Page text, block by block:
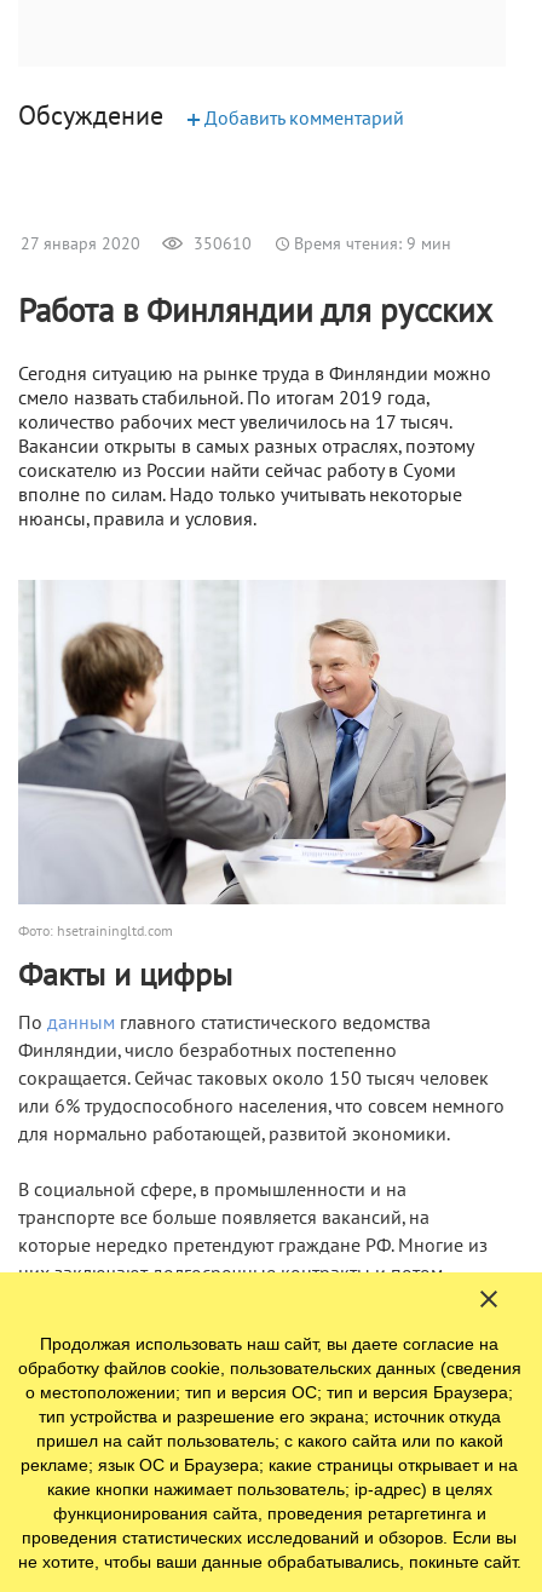
Обсуждение +Добавить комментарий
27 января 2020 350610 Время чтения: 9 мин
Работа в Финляндии для русских
Сегодня ситуацию на рынке труда в Финляндии можно
смело назвать стабильной. По итогам 2019 года,
количество рабочих мест увеличилось на 17 тысяч.
Вакансии открыты в самых разных отраслях, поэтому
соискателю из России найти сейчас работу в Суоми
вполне по силам. Надо только учитывать некоторые
нюансы, правила и условия.
Фото: hsetrainingltd.com
Факты и цифры
По данным главного статистического ведомства
Финляндии, число безработных постепенно
сокращается. Сейчас таковых около 150 тысяч человек
или 6% трудоспособного населения, что совсем немного
для нормально работающей, развитой экономики.
В социальной сфере, в промышленности и на
транспорте все больше появляется вакансий, на
которые нередко претендуют граждане РФ. Многие из
них заключают долгосрочные контракты и потом
По данным финского Института миграции населения,
число русскоязычных в стране постоянно растет, и
возможно к 2050 году их общее число достигнет 240
тысяч.
Именно через трудоустройство россияне чаще всего
получают вид на жительство в Финляндии. И каким бы
уровнем квалификации они не обладали, им
Продолжая использовать наш сайт, вы даете согласие на
обработку файлов cookie, пользовательских данных (сведения
о местоположении; тип и версия ОС; тип и версия Браузера;
тип устройства и разрешение его экрана; источник откуда
пришел на сайт пользователь; с какого сайта или по какой
рекламе; язык ОС и Браузера; какие страницы открывает и на
какие кнопки нажимает пользователь; ip-адрес) в целях
функционирования сайта, проведения ретаргетинга и
проведения статистических исследований и обзоров. Если вы
не хотите, чтобы ваши данные обрабатывались, покиньте сайт.